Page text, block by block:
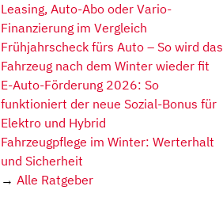
Leasing, Auto-Abo oder Vario-
Finanzierung im Vergleich
Frühjahrscheck fürs Auto – So wird das
Fahrzeug nach dem Winter wieder fit
E-Auto-Förderung 2026: So
funktioniert der neue Sozial-Bonus für
Elektro und Hybrid
Fahrzeugpflege im Winter: Werterhalt
und Sicherheit
→ Alle Ratgeber